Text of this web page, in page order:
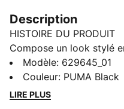
Description
HISTOIRE DU PRODUIT
Compose un look stylé
shirt coupe carrée. Il est
détente ou les aventures
amour pour PUMA, et
Modèle: 629645_01
Couleur: PUMA Black
LIRE PLUS